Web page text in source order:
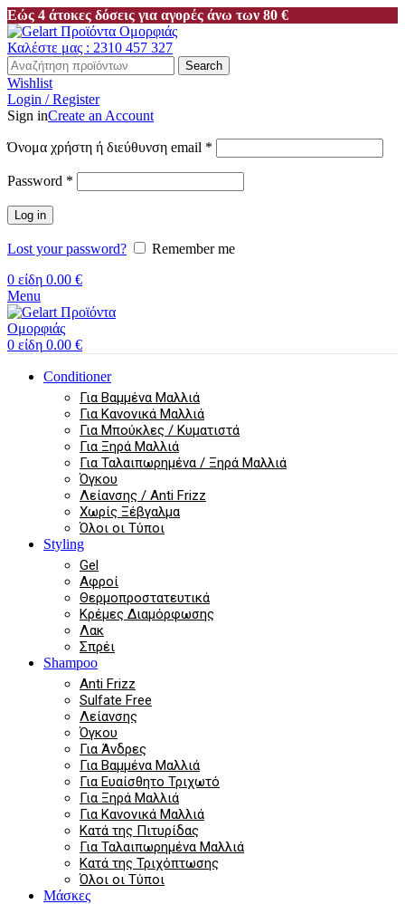
Εώς 4 άτοκες δόσεις για αγορές άνω των 80 €
Καλέστε μας : 2310 457 327
Search
Wishlist
Login / Register
Sign inCreate an Account
Όνομα χρήστη ή διεύθυνση email *
Password *
Log in
Lost your password?
Remember me
0 είδη 0.00 €
Menu
0 είδη 0.00 €
Conditioner
Για Βαμμένα Μαλλιά
Για Κανονικά Μαλλιά
Για Μπούκλες / Κυματιστά
Για Ξηρά Μαλλιά
Για Ταλαιπωρημένα / Ξηρά Μαλλιά
Όγκου
Λείανσης / Anti Frizz
Χωρίς Ξέβγαλμα
Όλοι οι Τύποι
Styling
Gel
Αφροί
Θερμοπροστατευτικά
Κρέμες Διαμόρφωσης
Λακ
Σπρέι
Shampoo
Anti Frizz
Sulfate Free
Λείανσης
Όγκου
Για Άνδρες
Για Βαμμένα Μαλλιά
Για Ευαίσθητο Τριχωτό
Για Ξηρά Μαλλιά
Για Κανονικά Μαλλιά
Κατά της Πιτυρίδας
Για Ταλαιπωρημένα Μαλλιά
Κατά της Τριχόπτωσης
Όλοι οι Τύποι
Μάσκες